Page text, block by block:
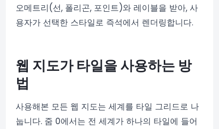
오메트리(선, 폴리곤, 포인트)와 레이블을 받아, 사
용자가 선택한 스타일로 즉석에서 렌더링합니다.
웹 지도가 타일을 사용하는 방
법
사용해본 모든 웹 지도는 세계를 타일 그리드로 나
눕니다. 줌 0에서는 전 세계가 하나의 타일에 들어